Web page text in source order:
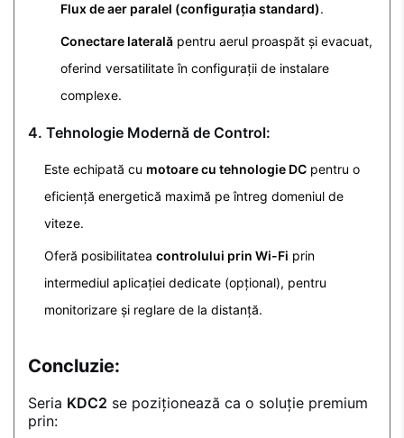
Flux de aer paralel (configurația standard).
Conectare laterală pentru aerul proaspăt și evacuat,
oferind versatilitate în configurații de instalare
complexe.
4. Tehnologie Modernă de Control:
Este echipată cu motoare cu tehnologie DC pentru o
eficiență energetică maximă pe întreg domeniul de
viteze.
Oferă posibilitatea controlului prin Wi-Fi prin
intermediul aplicației dedicate (opțional), pentru
monitorizare și reglare de la distanță.
Concluzie:
Seria KDC2 se poziționează ca o soluție premium
prin: